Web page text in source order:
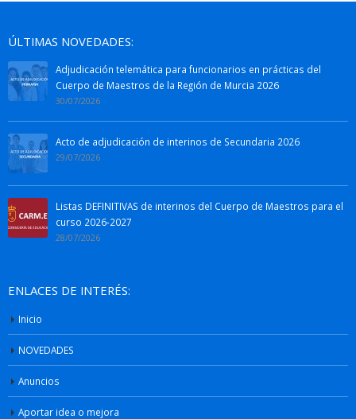
ÚLTIMAS NOVEDADES:
Adjudicación telemática para funcionarios en prácticas del
Cuerpo de Maestros de la Región de Murcia 2026
30/07/2026
Acto de adjudicación de interinos de Secundaria 2026
29/07/2026
Listas DEFINITIVAS de interinos del Cuerpo de Maestros para el
curso 2026-2027
28/07/2026
ENLACES DE INTERÉS:
Inicio
NOVEDADES
Anuncios
Aportar idea o mejora